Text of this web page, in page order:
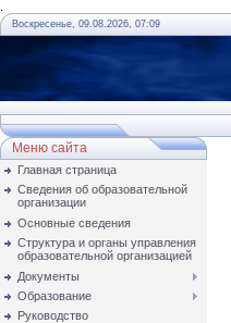
Воскресенье, 09.08.2026, 07:09
Меню сайта
Главная страница
Сведения об образовательной
организации
Основные сведения
Структура и органы управления
образовательной организацией
Документы
Образование
Руководство